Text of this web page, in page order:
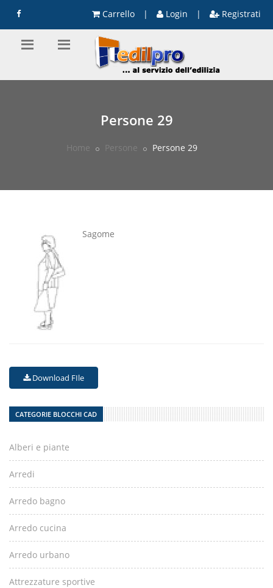
Carrello | Login | Registrati
Persone 29
Home Persone Persone 29
Sagome
Download FIle
CATEGORIE BLOCCHI CAD
Alberi e piante
Arredi
Arredo bagno
Arredo cucina
Arredo urbano
Attrezzature sportive